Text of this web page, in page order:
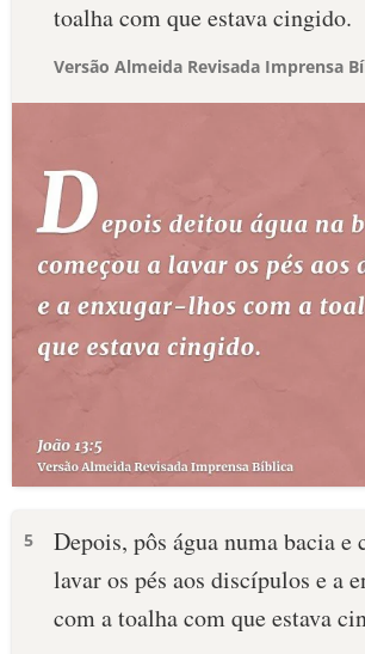
toalha com que estava cingido.
Versão Almeida Revisada Imprensa
5
Depois, pôs água numa bacia e
lavar os pés aos discípulos e a
com a toalha com que estava